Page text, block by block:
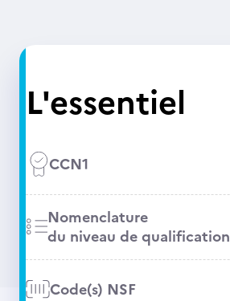
L'essentiel
CCN1
Nomenclature
du niveau de qualification
Code(s) NSF